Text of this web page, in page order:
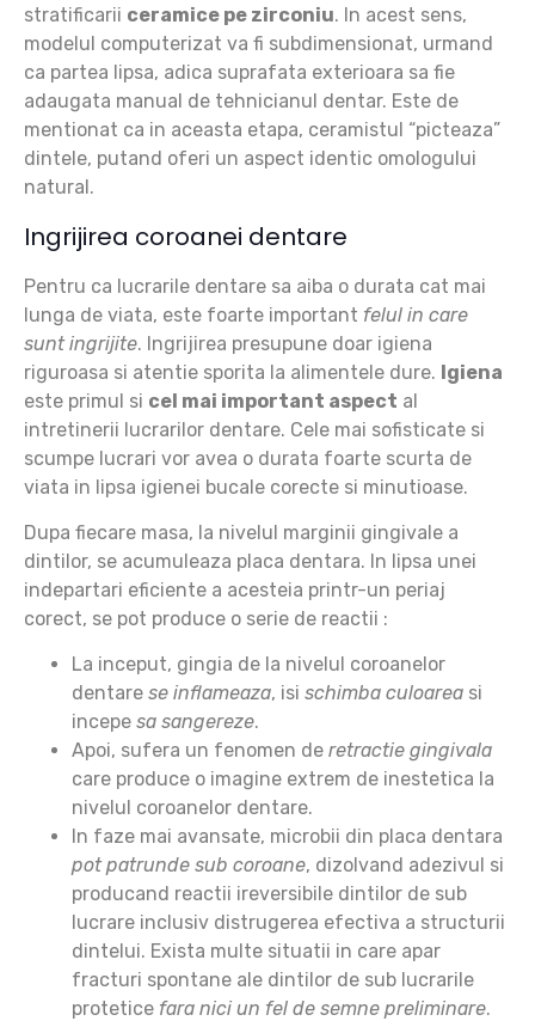
stratificarii ceramice pe zirconiu. In acest sens,
modelul computerizat va fi subdimensionat, urmand
ca partea lipsa, adica suprafata exterioara sa fie
adaugata manual de tehnicianul dentar. Este de
mentionat ca in aceasta etapa, ceramistul “picteaza”
dintele, putand oferi un aspect identic omologului
natural.
Ingrijirea coroanei dentare
Pentru ca lucrarile dentare sa aiba o durata cat mai
lunga de viata, este foarte important felul in care
sunt ingrijite. Ingrijirea presupune doar igiena
riguroasa si atentie sporita la alimentele dure. Igiena
este primul si cel mai important aspect al
intretinerii lucrarilor dentare. Cele mai sofisticate si
scumpe lucrari vor avea o durata foarte scurta de
viata in lipsa igienei bucale corecte si minutioase.
Dupa fiecare masa, la nivelul marginii gingivale a
dintilor, se acumuleaza placa dentara. In lipsa unei
indepartari eficiente a acesteia printr-un periaj
corect, se pot produce o serie de reactii :
La inceput, gingia de la nivelul coroanelor
dentare se inflameaza, isi schimba culoarea si
incepe sa sangereze.
Apoi, sufera un fenomen de retractie gingivala
care produce o imagine extrem de inestetica la
nivelul coroanelor dentare.
In faze mai avansate, microbii din placa dentara
pot patrunde sub coroane, dizolvand adezivul si
producand reactii ireversibile dintilor de sub
lucrare inclusiv distrugerea efectiva a structurii
dintelui. Exista multe situatii in care apar
fracturi spontane ale dintilor de sub lucrarile
protetice fara nici un fel de semne preliminare.